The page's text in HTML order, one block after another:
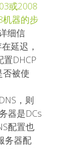
或2008
机器的步
细信
延迟，
置DHCP
否被使
，则
器是DCs
配置也
务器配